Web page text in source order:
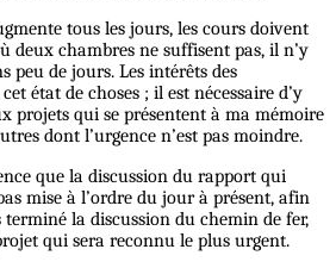
tous les jours, les cours doivent
deux chambres ne suffisent pas, il n’y
peu de jours. Les intérêts des
état de choses ; il est nécessaire d’y
projets qui se présentent à ma mémoire
dont l’urgence n’est pas moindre.
que la discussion du rapport qui
mise à l’ordre du jour à présent, afin
la discussion du chemin de fer,
qui sera reconnu le plus urgent.